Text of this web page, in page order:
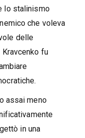
lo stalinismo
che voleva
delle
fu
assai meno
in una